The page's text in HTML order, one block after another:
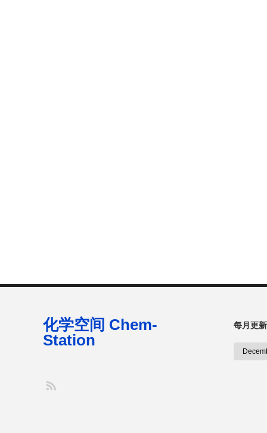
每月更新
化学空间 Chem-
Station